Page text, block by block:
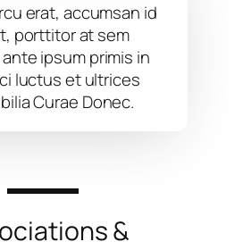
erat, accumsan id
porttitor at sem
ipsum primis in
luctus et ultrices
Curae Donec.
&